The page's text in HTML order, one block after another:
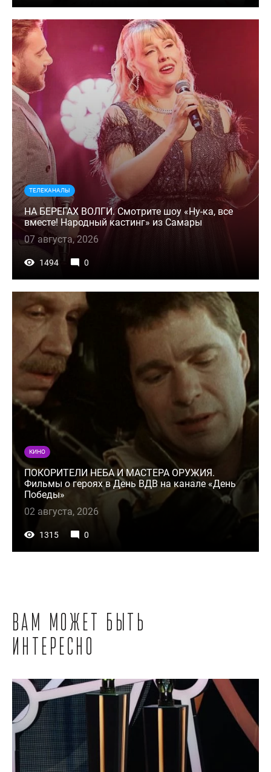
ТЕЛЕКАНАЛЫ
НА БЕРЕГАХ ВОЛГИ. Смотрите шоу «Ну-ка, все
вместе! Народный кастинг» из Самары
07 августа, 2026
1494 0
КИНО
ПОКОРИТЕЛИ НЕБА И МАСТЕРА ОРУЖИЯ.
Фильмы о героях в День ВДВ на канале «День
Победы»
02 августа, 2026
1315 0
Вам может быть
интересно